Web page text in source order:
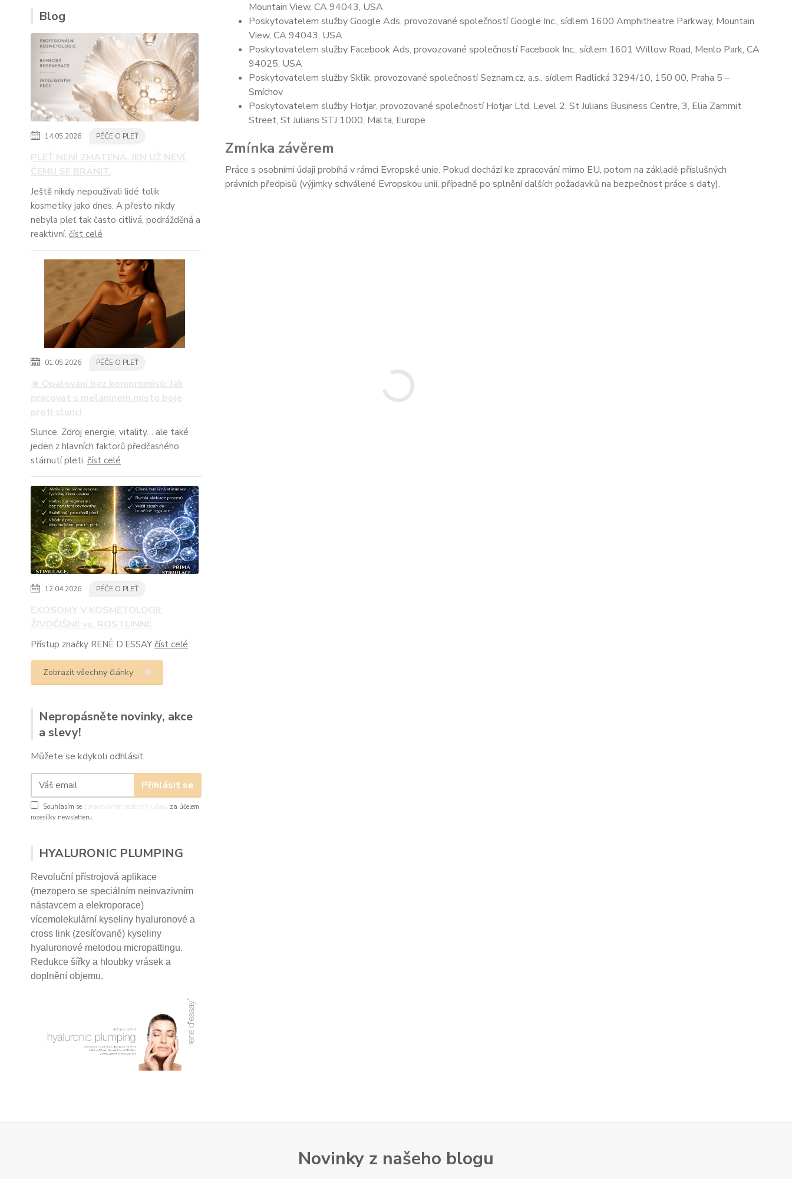
Blog
14.05.2026 PÉČE O PLEŤ
PLEŤ NENÍ ZMATENÁ. JEN UŽ NEVÍ,
ČEMU SE BRÁNIT.
Ještě nikdy nepoužívali lidé tolik
kosmetiky jako dnes. A přesto nikdy
nebyla pleť tak často citlivá, podrážděná a
reaktivní. číst celé
01.05.2026 PÉČE O PLEŤ
☀️ Opalování bez kompromisů: Jak
pracovat s melaninem místo boje
proti slunci
Slunce. Zdroj energie, vitality… ale také
jeden z hlavních faktorů předčasného
stárnutí pleti. číst celé
12.04.2026 PÉČE O PLEŤ
EXOSOMY V KOSMETOLOGII:
ŽIVOČIŠNÉ vs. ROSTLINNÉ
Přístup značky RENÈ D’ESSAY číst celé
Zobrazit všechny články
Nepropásněte novinky, akce
a slevy!
Můžete se kdykoli odhlásit.
Přihlásit se
Souhlasím se zpracováním osobních údajů
za účelem
rozesílky newsletteru.
HYALURONIC PLUMPING
Revoluční přístrojová aplikace
(mezopero se speciálním neinvazivním
nástavcem a elekroporace)
vícemolekulární kyseliny hyaluronové a
cross link (zesíťované) kyseliny
hyaluronové metodou micropattingu.
Redukce šířky a hloubky vrásek a
doplnění objemu.
Mountain View, CA 94043, USA
Poskytovatelem služby Google Ads, provozované společností Google Inc., sídlem 1600 Amphitheatre Parkway, Mountain
View, CA 94043, USA
Poskytovatelem služby Facebook Ads, provozované společností Facebook Inc., sídlem 1601 Willow Road, Menlo Park, CA
94025, USA
Poskytovatelem služby Sklik, provozované společností Seznam.cz, a.s., sídlem Radlická 3294/10, 150 00, Praha 5 –
Smíchov
Poskytovatelem služby Hotjar, provozované společností Hotjar Ltd, Level 2, St Julians Business Centre, 3, Elia Zammit
Street, St Julians STJ 1000, Malta, Europe
Zmínka závěrem
Práce s osobními údaji probíhá v rámci Evropské unie. Pokud dochází ke zpracování mimo EU, potom na základě příslušných
právních předpisů (výjimky schválené Evropskou unií, případně po splnění dalších požadavků na bezpečnost práce s daty).
Novinky z našeho blogu